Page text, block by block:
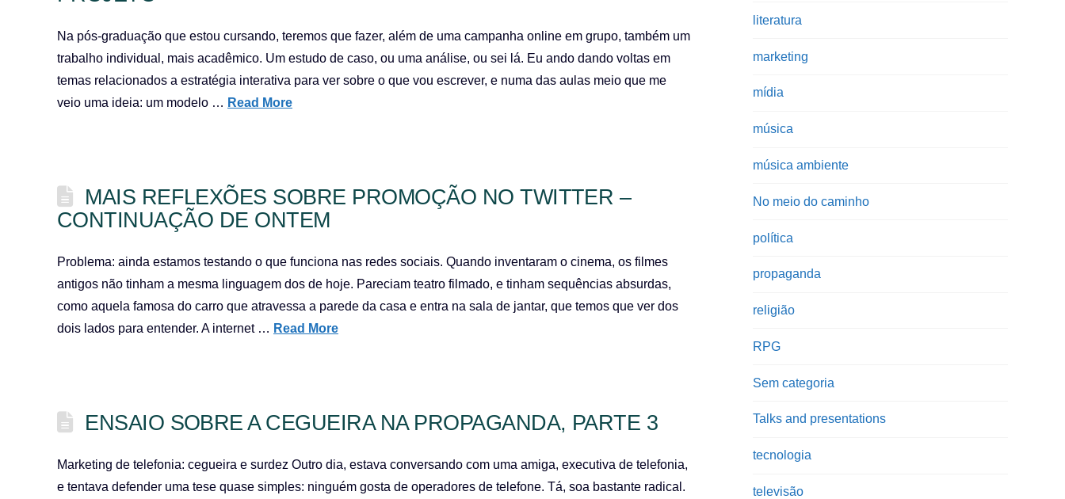
Na pós-graduação que estou cursando, teremos que fazer, além de uma campanha online em grupo, também um
trabalho individual, mais acadêmico. Um estudo de caso, ou uma análise, ou sei lá. Eu ando dando voltas em
temas relacionados a estratégia interativa para ver sobre o que vou escrever, e numa das aulas meio que me
veio uma ideia: um modelo … Read More
MAIS REFLEXÕES SOBRE PROMOÇÃO NO TWITTER –
CONTINUAÇÃO DE ONTEM
Problema: ainda estamos testando o que funciona nas redes sociais. Quando inventaram o cinema, os filmes
antigos não tinham a mesma linguagem dos de hoje. Pareciam teatro filmado, e tinham sequências absurdas,
como aquela famosa do carro que atravessa a parede da casa e entra na sala de jantar, que temos que ver dos
dois lados para entender. A internet … Read More
ENSAIO SOBRE A CEGUEIRA NA PROPAGANDA, PARTE 3
Marketing de telefonia: cegueira e surdez Outro dia, estava conversando com uma amiga, executiva de telefonia,
e tentava defender uma tese quase simples: ninguém gosta de operadores de telefone. Tá, soa bastante radical.
literatura
marketing
mídia
música
música ambiente
No meio do caminho
política
propaganda
religião
RPG
Sem categoria
Talks and presentations
tecnologia
televisão